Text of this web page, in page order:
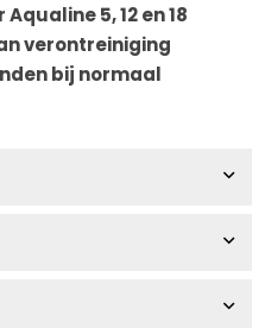
5, 12 en 18
verontreiniging
bij normaal